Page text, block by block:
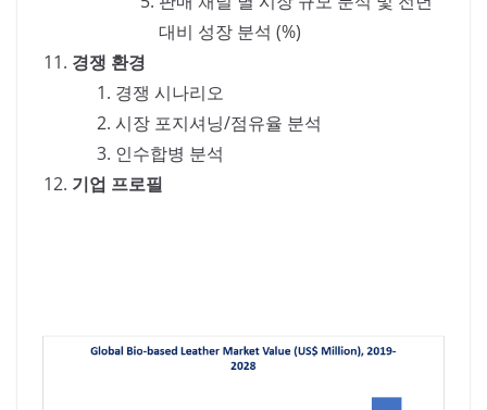
대비 성장 분석 (%)
경쟁 환경
경쟁 시나리오
시장 포지셔닝/점유율 분석
인수합병 분석
기업 프로필